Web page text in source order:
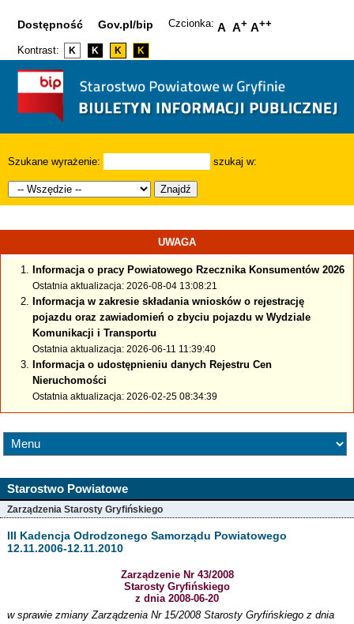
Dostępność Gov.pl/bip Czcionka: A A+ A++
Kontrast: K K K K
Szukane wyrażenie: szukaj w:
Znajdź
UWAGA
Informacja o pracy Powiatowego Rzecznika Konsumentów 2026
Ostatnia aktualizacja: 2026-08-04 13:08:21
Informacja w zakresie składania wniosków o rejestrację
pojazdu oraz zawiadomień o zbyciu pojazdu w Wydziale
Komunikacji i Transportu
Ostatnia aktualizacja: 2026-06-11 11:39:40
Informacja o udostępnieniu danych Rejestru Cen
Nieruchomości
Ostatnia aktualizacja: 2026-02-25 08:34:39
Starostwo Powiatowe
Zarządzenia Starosty Gryfińskiego
III Kadencja Odrodzonego Samorządu Powiatowego
12.11.2006-12.11.2010
Zarządzenie Nr 43/2008
Starosty Gryfińskiego
z dnia 2008-06-20
w sprawie zmiany Zarządzenia Nr 15/2008 Starosty Gryfińskiego z dnia